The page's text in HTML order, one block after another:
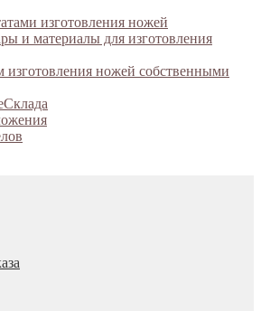
изготовления ножей
и материалы для изготовления
изготовления ножей собственными